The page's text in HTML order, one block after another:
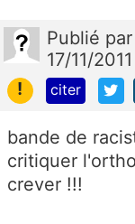
Publié par
17/11/
!
citer
bande de
critiquer
crever !!!